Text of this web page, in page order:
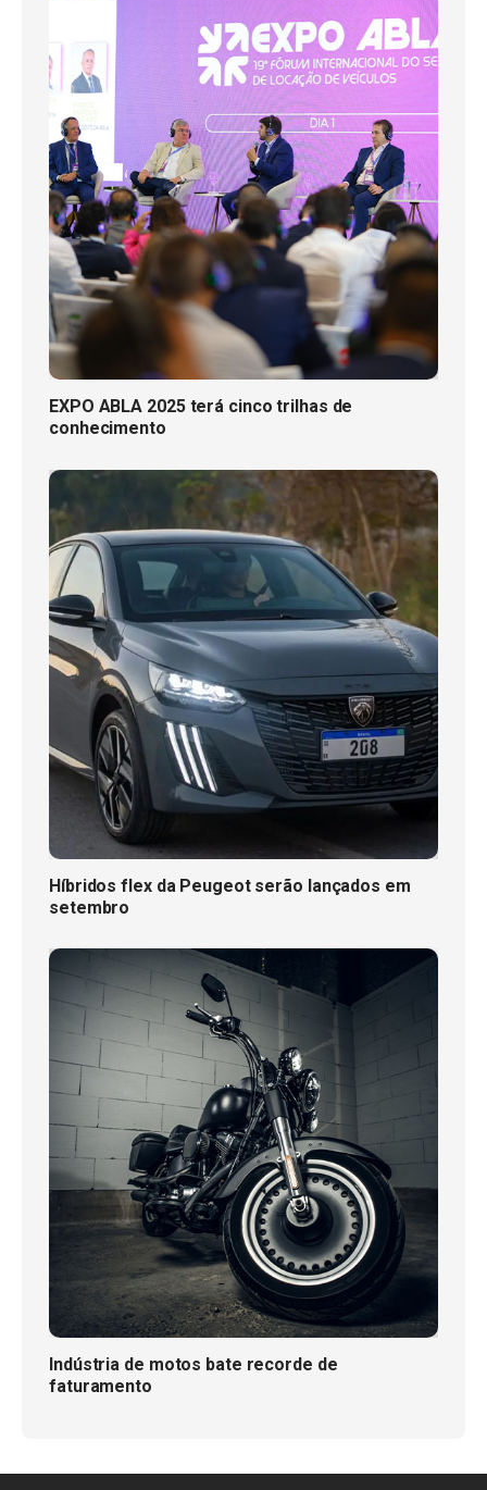
EXPO ABLA 2025 terá cinco trilhas de
conhecimento
Híbridos flex da Peugeot serão lançados em
setembro
Indústria de motos bate recorde de
faturamento